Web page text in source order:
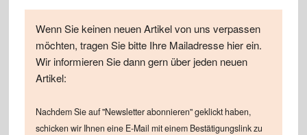
Wenn Sie keinen neuen Artikel von uns verpassen
möchten, tragen Sie bitte Ihre Mailadresse hier ein.
Wir informieren Sie dann gern über jeden neuen
Artikel:
Nachdem Sie auf "Newsletter abonnieren" geklickt haben,
schicken wir Ihnen eine E-Mail mit einem Bestätigungslink zu